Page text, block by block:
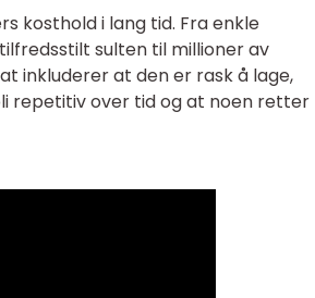
kosthold i lang tid. Fra enkle
sulten til millioner av
inkluderer at den er rask å lage,
repetitiv over tid og at noen retter